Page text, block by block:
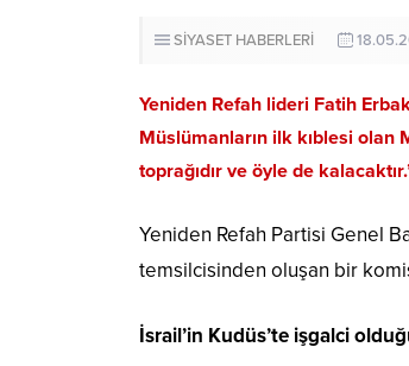
SİYASET HABERLERİ
Yeniden Refah lideri Fatih
Müslümanların ilk kıblesi olan
toprağıdır ve öyle de
Yeniden Refah Partisi Genel
temsilcisinden oluşan bir
İsrail’in Kudüs’te işgalci